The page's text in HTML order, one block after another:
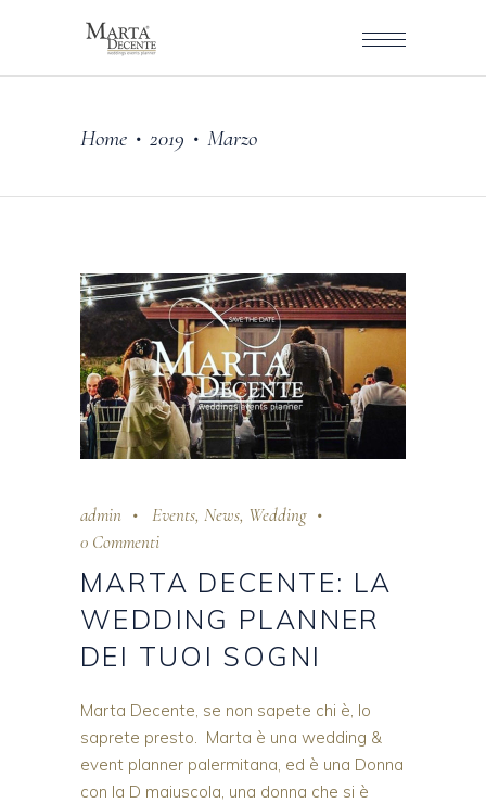
Home • 2019 • Marzo
admin Events, News, Wedding
0 Commenti
MARTA DECENTE: LA
WEDDING PLANNER
DEI TUOI SOGNI
Marta Decente, se non sapete chi è, lo
saprete presto. Marta è una wedding &
event planner palermitana, ed è una Donna
con la D maiuscola, una donna che si è